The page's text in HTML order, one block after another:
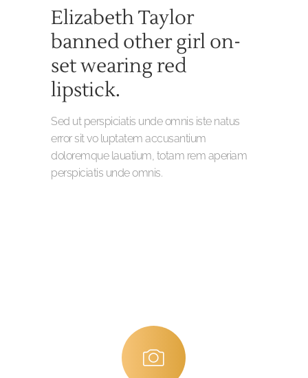
Elizabeth Taylor
banned other girl on-
set wearing red
lipstick.
Sed ut perspiciatis unde omnis iste natus
error sit vo luptatem accusantium
doloremque lauatium, totam rem aperiam
perspiciatis unde omnis.